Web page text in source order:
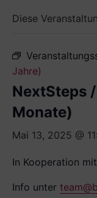
Diese
Jahre)
NextSteps
Monate)
Mai 13, 2025 @
In Kooperation
Info unter